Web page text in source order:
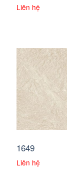
Liên hệ
1649
Liên hệ